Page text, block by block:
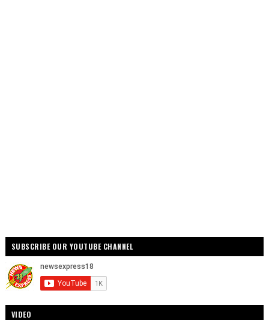
SUBSCRIBE OUR YOUTUBE CHANNEL
VIDEO